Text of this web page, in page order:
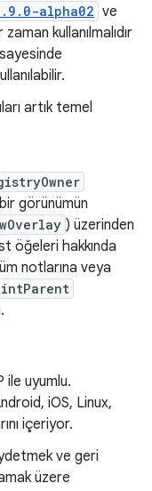
alpha02 ve
kullanılmalıdır
artık temel
görünümün
) üzerinden
öğeleri hakkında
notlarına veya
ile uyumlu.
iOS, Linux,
içeriyor.
ve geri
üzere